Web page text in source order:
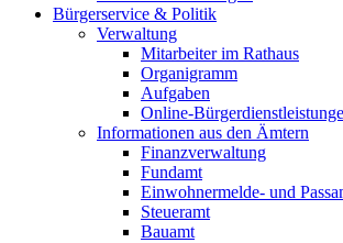
Bürgerservice & Politik
Verwaltung
Mitarbeiter im Rathaus
Organigramm
Aufgaben
Online-
Informationen aus den Ämtern
Finanzverwaltung
Fundamt
Einwohnermelde- und
Steueramt
Bauamt